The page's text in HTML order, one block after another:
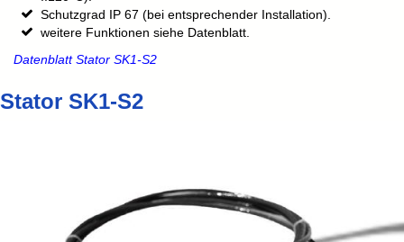
Schutzgrad IP 67 (bei entsprechender Installation).
weitere Funktionen siehe Datenblatt.
Datenblatt Stator SK1-S2
Stator SK1-S2